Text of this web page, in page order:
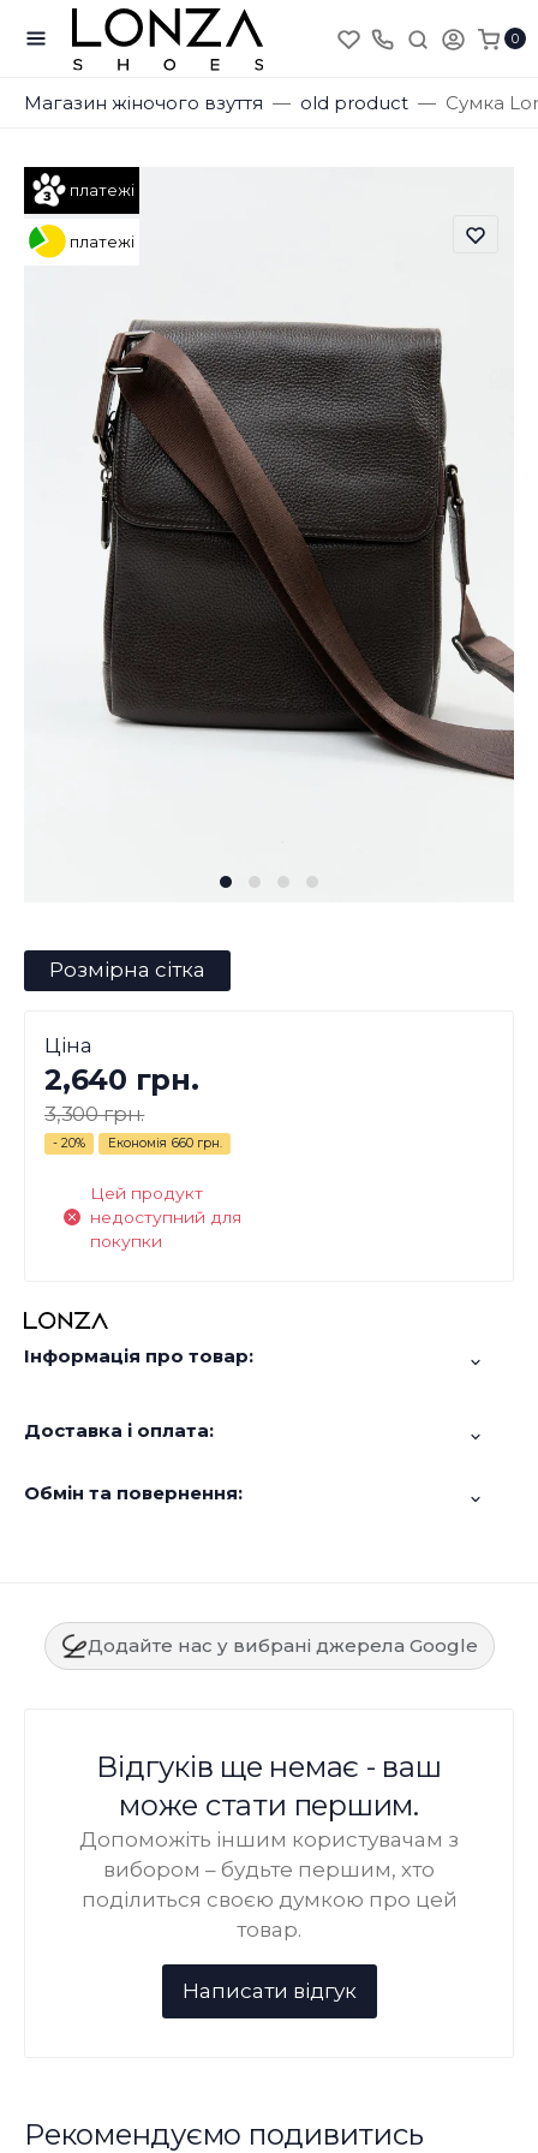
0
Магазин жіночого взуття old product Сумка
платежі
платежі
Розмірна сітка
Ціна
2,640 грн.
3,300 грн.
- 20% Економія 660 грн.
Цей продукт
недоступний для
покупки
Інформація про товар:
Доставка і оплата:
Обмін та повернення:
Додайте нас у вибрані джерела Google
Відгуків ще немає - ваш
може стати першим.
Допоможіть іншим користувачам з
вибором – будьте першим, хто
поділиться своєю думкою про цей
товар.
Рекомендуємо подивитись